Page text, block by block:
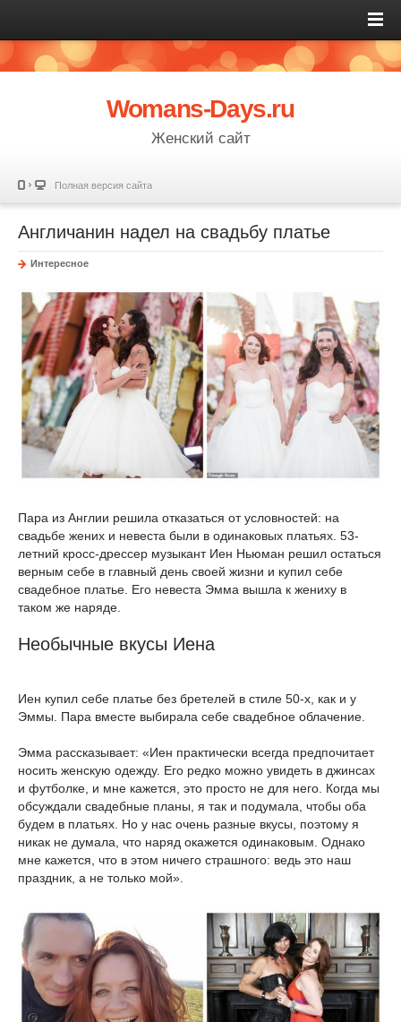
Womans-Days.ru
Женский сайт
Полная версия сайта
Англичанин надел на свадьбу платье
Интересное
Пара из Англии решила отказаться от условностей: на
свадьбе жених и невеста были в одинаковых платьях. 53-
летний кросс-дрессер музыкант Иен Ньюман решил остаться
верным себе в главный день своей жизни и купил себе
свадебное платье. Его невеста Эмма вышла к жениху в
таком же наряде.
Необычные вкусы Иена
Иен купил себе платье без бретелей в стиле 50-х, как и у
Эммы. Пара вместе выбирала себе свадебное облачение.
Эмма рассказывает: «Иен практически всегда предпочитает
носить женскую одежду. Его редко можно увидеть в джинсах
и футболке, и мне кажется, это просто не для него. Когда мы
обсуждали свадебные планы, я так и подумала, чтобы оба
будем в платьях. Но у нас очень разные вкусы, поэтому я
никак не думала, что наряд окажется одинаковым. Однако
мне кажется, что в этом ничего страшного: ведь это наш
праздник, а не только мой».